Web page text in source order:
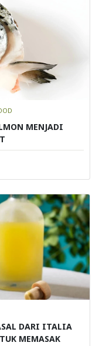
MENJADI
DARI ITALIA
MEMASAK